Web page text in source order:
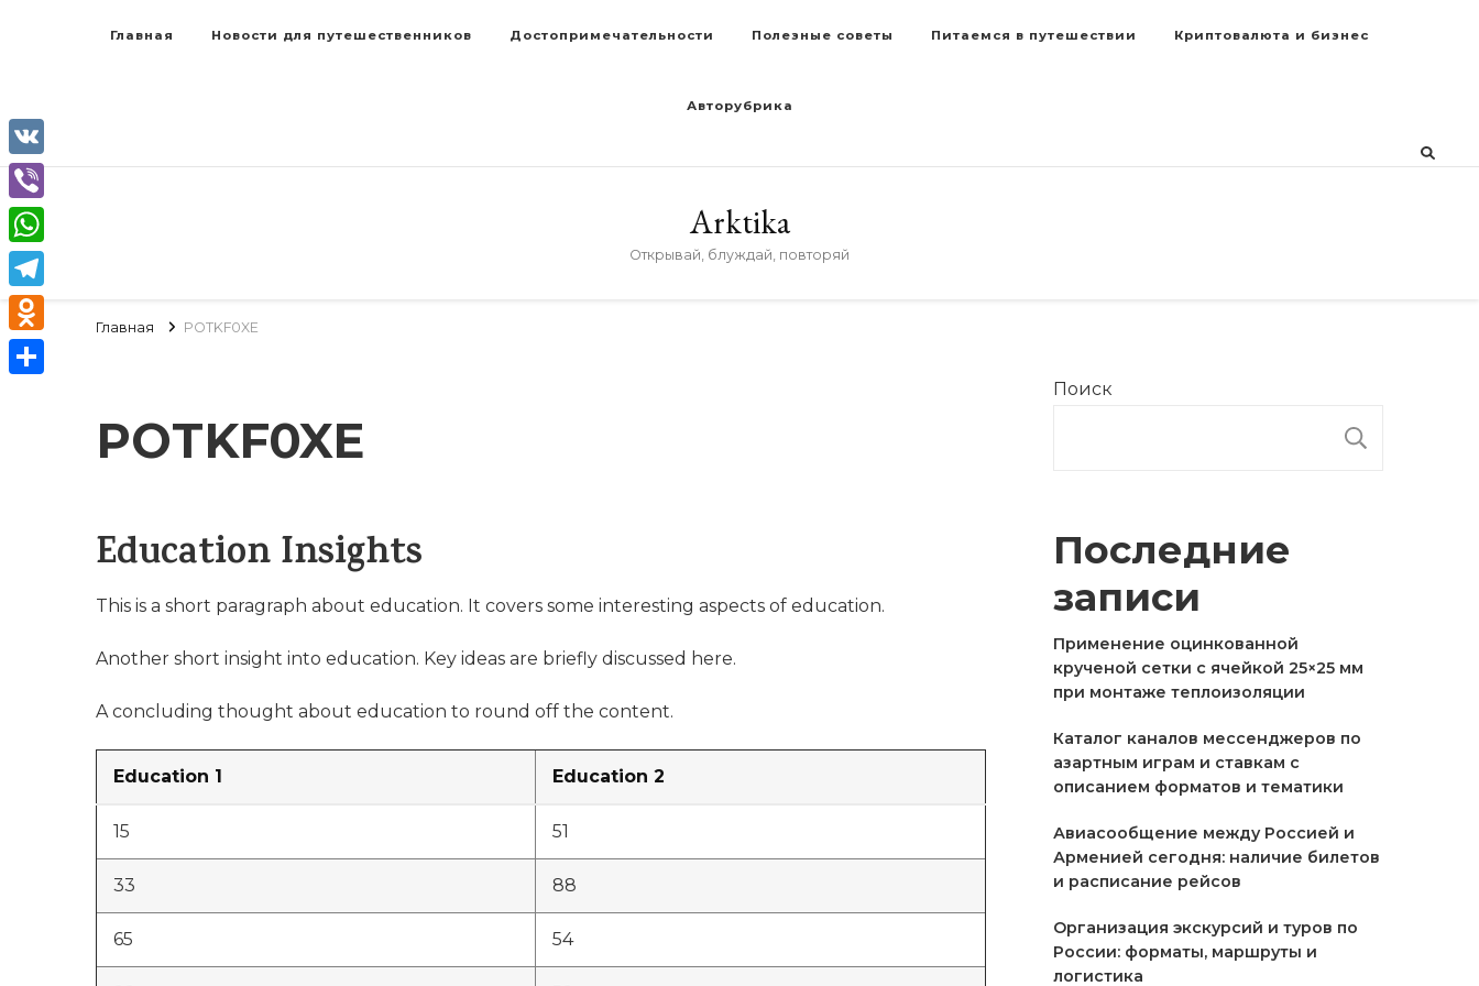
Главная Новости для путешественников Достопримечательности Полезные советы Питаемся в путешествии Криптовалюта и бизнес
Авторубрика
Arktika
Открывай, блуждай, повторяй
Главная POTKF0XE
POTKF0XE
Education Insights
This is a short paragraph about education. It covers some interesting aspects of education.
Another short insight into education. Key ideas are briefly discussed here.
A concluding thought about education to round off the content.
Education 1 Education 2
15 51
33 88
65 54
Поиск
Последние
записи
Применение оцинкованной
крученой сетки с ячейкой 25×25 мм
при монтаже теплоизоляции
Каталог каналов мессенджеров по
азартным играм и ставкам с
описанием форматов и тематики
Авиасообщение между Россией и
Арменией сегодня: наличие билетов
и расписание рейсов
Организация экскурсий и туров по
России: форматы, маршруты и
логистика
VK
Viber
WhatsApp
Telegram
Odnoklassniki